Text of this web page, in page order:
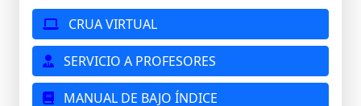
CRUA VIRTUAL
SERVICIO A PROFESORES
MANUAL DE BAJO ÍNDICE